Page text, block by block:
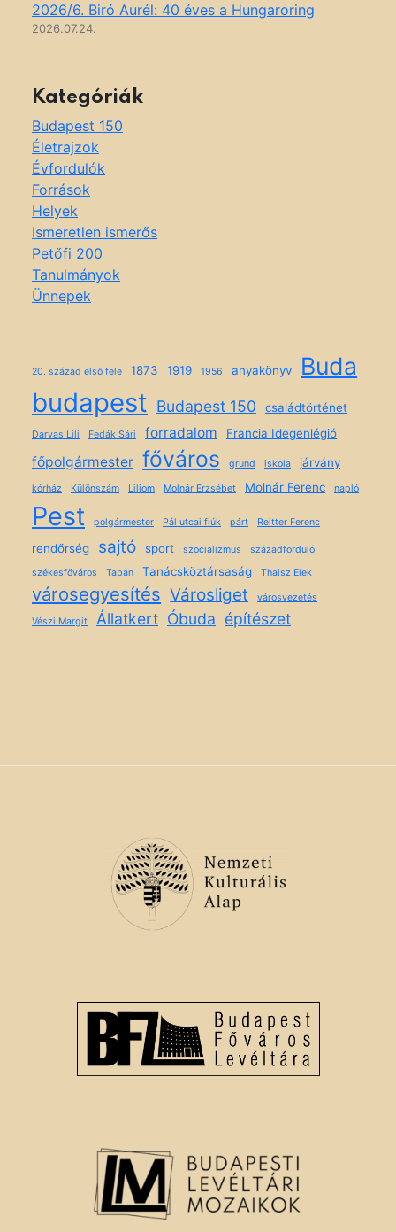
2026/6. Biró Aurél: 40 éves a Hungaroring
2026.07.24.
Kategóriák
Budapest 150
Életrajzok
Évfordulók
Források
Helyek
Ismeretlen ismerős
Petőfi 200
Tanulmányok
Ünnepek
20. század első fele 1873 1919 1956 anyakönyv Buda
budapest Budapest 150 családtörténet
Darvas Lili Fedák Sári forradalom Francia Idegenlégió
főpolgármester főváros grund iskola járvány
kórház Különszám Liliom Molnár Erzsébet Molnár Ferenc napló
Pest polgármester Pál utcai fiúk párt Reitter Ferenc
rendőrség sajtó sport szocializmus
századforduló
székesfőváros
Tabán Tanácsköztársaság Thaisz Elek
városegyesítés Városliget városvezetés
Vészi Margit Állatkert Óbuda építészet